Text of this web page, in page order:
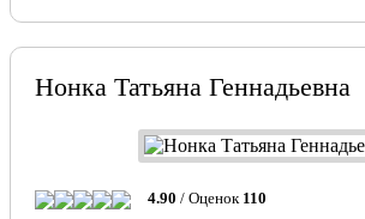
Нонка Татьяна Геннадьевна
4.90 / Оценок 110